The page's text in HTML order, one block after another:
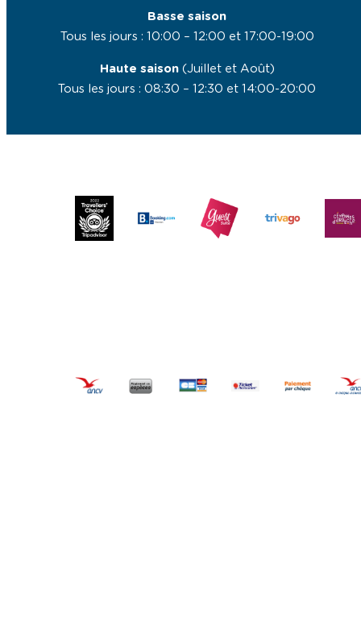
Basse saison
Tous les jours : 10:00 – 12:00 et 17:00-19:00
Haute saison(Juillet et Août)
Tous les jours : 08:30 – 12:30 et 14:00-20:00